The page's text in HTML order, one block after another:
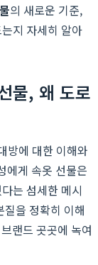
의 새로운 기준,
지 자세히 알아
물, 왜 도로
방에 대한 이해와
에게 속옷 선물은
는 섬세한 메시
을 정확히 이해
랜드 곳곳에 녹여